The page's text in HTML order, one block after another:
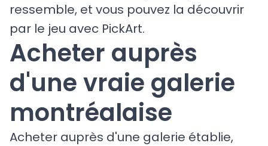
ressemble, et vous pouvez la découvrir
par le jeu avec PickArt.
Acheter auprès
d'une vraie galerie
montréalaise
Acheter auprès d'une galerie établie,